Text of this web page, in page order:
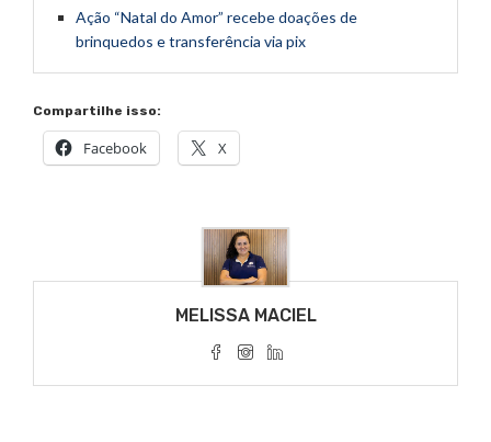
Ação “Natal do Amor” recebe doações de
brinquedos e transferência via pix
Compartilhe isso:
Facebook X
MELISSA MACIEL